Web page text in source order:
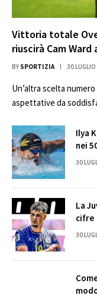
Vittoria totale
riuscirà Cam
BY SPORTIZIA 30
Un’altra scelta
aspettative da
Ilya
nei
30
La
cifre
30